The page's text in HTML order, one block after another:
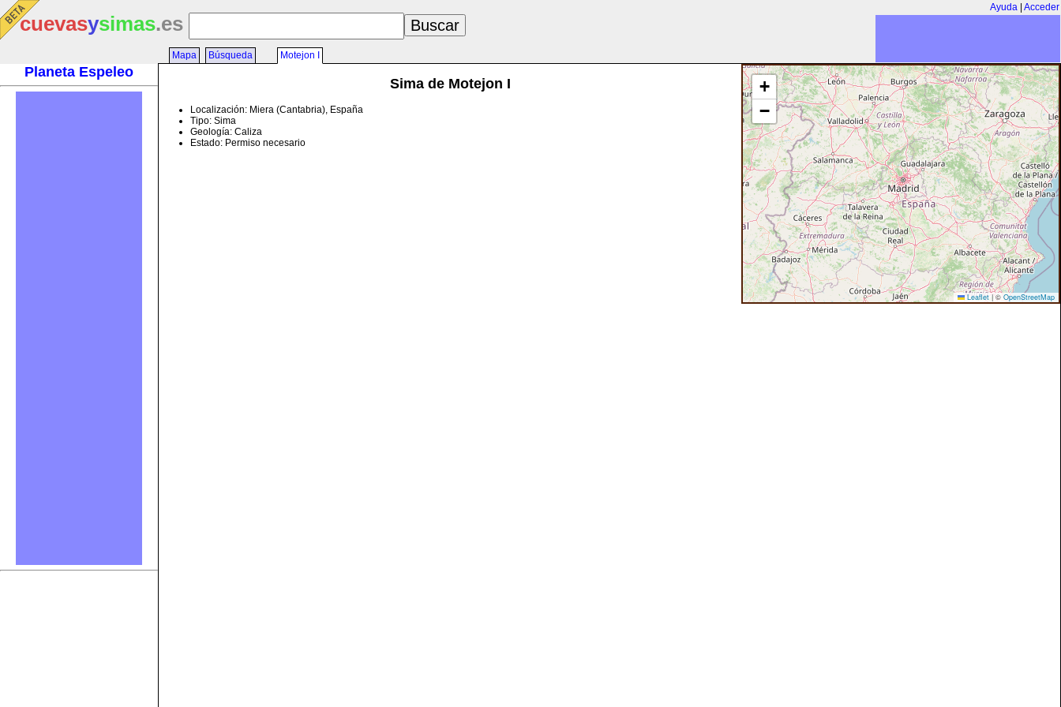
Ayuda Acceder
cuevasysimas.es
Planeta Espeleo
Mapa Búsqueda Motejon I
+
−
Leaflet | © OpenStreetMap
Sima de Motejon I
Localización: Miera (Cantabria), España
Tipo: Sima
Geología: Caliza
Estado: Permiso necesario